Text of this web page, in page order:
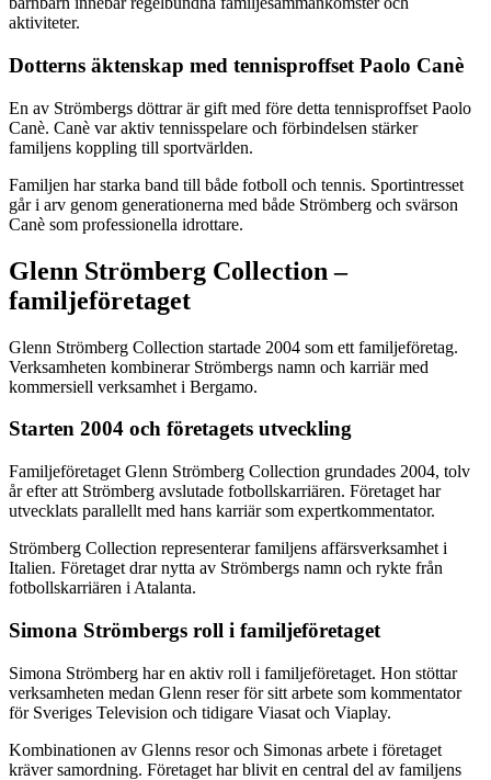
aktiviteter.
Dotterns äktenskap med tennisproffset Paolo Canè
En av Strömbergs döttrar är gift med före detta tennisproffset Paolo
Canè. Canè var aktiv tennisspelare och förbindelsen stärker
familjens koppling till sportvärlden.
Familjen har starka band till både fotboll och tennis. Sportintresset
går i arv genom generationerna med både Strömberg och svärson
Canè som professionella idrottare.
Glenn Strömberg Collection –
familjeföretaget
Glenn Strömberg Collection startade 2004 som ett familjeföretag.
Verksamheten kombinerar Strömbergs namn och karriär med
kommersiell verksamhet i Bergamo.
Starten 2004 och företagets utveckling
Familjeföretaget Glenn Strömberg Collection grundades 2004, tolv
år efter att Strömberg avslutade fotbollskarriären. Företaget har
utvecklats parallellt med hans karriär som expertkommentator.
Strömberg Collection representerar familjens affärsverksamhet i
Italien. Företaget drar nytta av Strömbergs namn och rykte från
fotbollskarriären i Atalanta.
Simona Strömbergs roll i familjeföretaget
Simona Strömberg har en aktiv roll i familjeföretaget. Hon stöttar
verksamheten medan Glenn reser för sitt arbete som kommentator
för Sveriges Television och tidigare Viasat och Viaplay.
Kombinationen av Glenns resor och Simonas arbete i företaget
kräver samordning. Företaget har blivit en central del av familjens